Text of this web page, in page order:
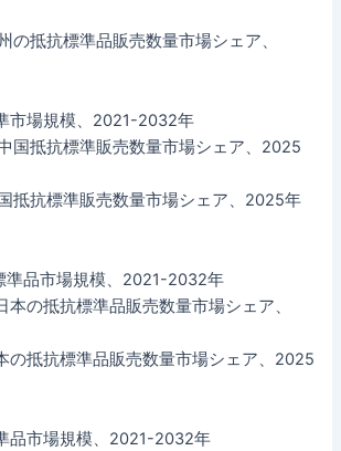
の抵抗標準品販売数量市場シェア、
市場規模、2021-2032年
国抵抗標準販売数量市場シェア、2025
抵抗標準販売数量市場シェア、2025年
準品市場規模、2021-2032年
本の抵抗標準品販売数量市場シェア、
の抵抗標準品販売数量市場シェア、2025
品市場規模、2021-2032年